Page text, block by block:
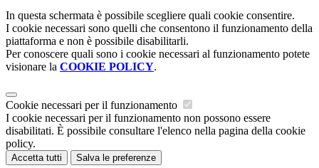
In questa schermata è possibile scegliere quali cookie consentire.
I cookie necessari sono quelli che consentono il funzionamento della
piattaforma e non è possibile disabilitarli.
Per conoscere quali sono i cookie necessari al funzionamento potete
visionare la COOKIE POLICY.
Cookie necessari per il funzionamento
I cookie necessari per il funzionamento non possono essere
disabilitati. È possibile consultare l'elenco nella pagina della cookie
policy.
Accetta tutti Salva le preferenze